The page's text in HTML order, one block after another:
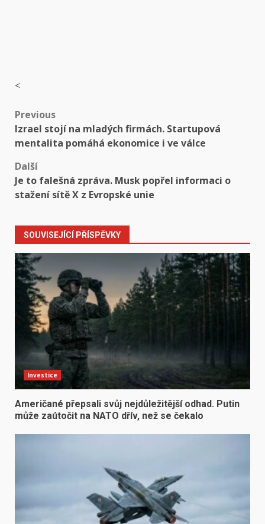
<
Post
navigation
Previous
Izrael stojí na mladých firmách. Startupová
mentalita pomáhá ekonomice i ve válce
Další
Je to falešná zpráva. Musk popřel informaci o
stažení sítě X z Evropské unie
SOUVISEJÍCÍ PŘÍSPĚVKY
Investice
Američané přepsali svůj nejdůležitější odhad. Putin
může zaútočit na NATO dřív, než se čekalo